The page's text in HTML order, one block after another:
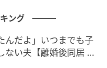
良くなるのか」と
その姿勢が、新し
からは柔軟で発想
ング
んだよ」いつまでも子
い夫【離婚後同居 Vo